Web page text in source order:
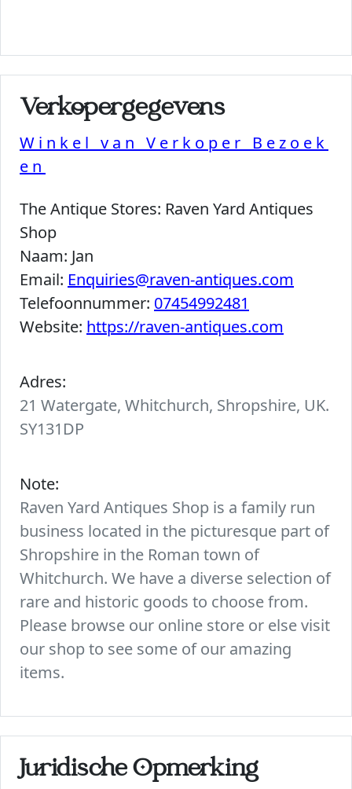
Verkopergegevens
Winkel van Verkoper Bezoek
en
The Antique Stores: Raven Yard Antiques
Shop
Naam: Jan
Email: Enquiries@raven-antiques.com
Telefoonnummer: 07454992481
Website: https://raven-antiques.com
Adres:
21 Watergate, Whitchurch, Shropshire, UK.
SY131DP
Note:
Raven Yard Antiques Shop is a family run
business located in the picturesque part of
Shropshire in the Roman town of
Whitchurch. We have a diverse selection of
rare and historic goods to choose from.
Please browse our online store or else visit
our shop to see some of our amazing
items.
Juridische Opmerking